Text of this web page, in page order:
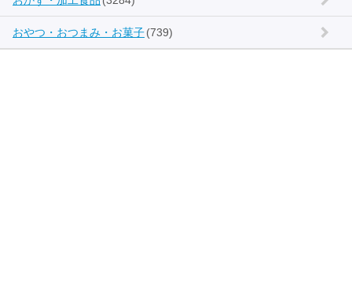
おやつ・おつまみ・お菓子(739)